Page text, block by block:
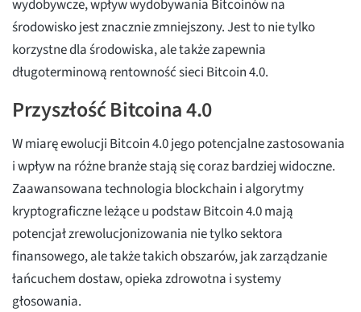
wydobywcze, wpływ wydobywania Bitcoinów na
środowisko jest znacznie zmniejszony. Jest to nie tylko
korzystne dla środowiska, ale także zapewnia
długoterminową rentowność sieci Bitcoin 4.0.
Przyszłość Bitcoina 4.0
W miarę ewolucji Bitcoin 4.0 jego potencjalne zastosowania
i wpływ na różne branże stają się coraz bardziej widoczne.
Zaawansowana technologia blockchain i algorytmy
kryptograficzne leżące u podstaw Bitcoin 4.0 mają
potencjał zrewolucjonizowania nie tylko sektora
finansowego, ale także takich obszarów, jak zarządzanie
łańcuchem dostaw, opieka zdrowotna i systemy
głosowania.